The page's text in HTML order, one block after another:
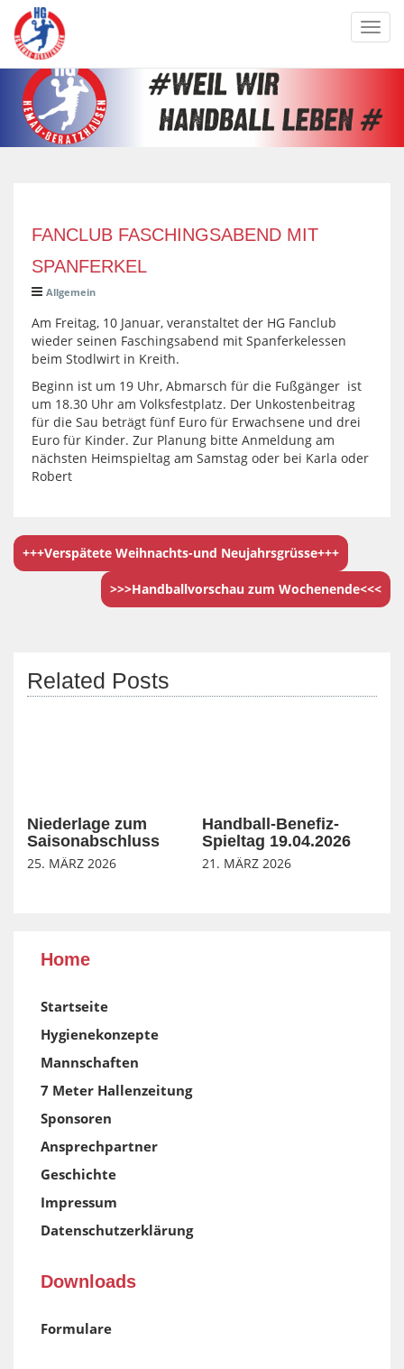
FANCLUB FASCHINGSABEND MIT
SPANFERKEL
Allgemein
Am Freitag, 10 Januar, veranstaltet der HG Fanclub
wieder seinen Faschingsabend mit Spanferkelessen
beim Stodlwirt in Kreith.
Beginn ist um 19 Uhr, Abmarsch für die Fußgänger ist
um 18.30 Uhr am Volksfestplatz. Der Unkostenbeitrag
für die Sau beträgt fünf Euro für Erwachsene und drei
Euro für Kinder. Zur Planung bitte Anmeldung am
nächsten Heimspieltag am Samstag oder bei Karla oder
Robert
+++Verspätete Weihnachts-und Neujahrsgrüsse+++
>>>Handballvorschau zum Wochenende<<<
Related Posts
Niederlage zum
Saisonabschluss
25. MÄRZ 2026
Handball-Benefiz-
Spieltag 19.04.2026
21. MÄRZ 2026
Home
Startseite
Hygienekonzepte
Mannschaften
7 Meter Hallenzeitung
Sponsoren
Ansprechpartner
Geschichte
Impressum
Datenschutzerklärung
Downloads
Formulare